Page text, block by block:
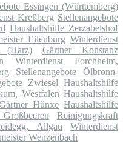
Essingen (Württemberg)
Kreßberg Stellenangebote
Haushaltshilfe Zerzabelshof
Eilenburg Winterdienst
(Harz)
Gärtner Konstanz
Winterdienst Forchheim,
Stellenangebote Ölbronn-
Zwiesel Haushaltshilfe
Westfalen Haushaltshilfe
Hünxe Haushaltshilfe
Reinigungskraft
Allgäu
Winterdienst
Wenzenbach